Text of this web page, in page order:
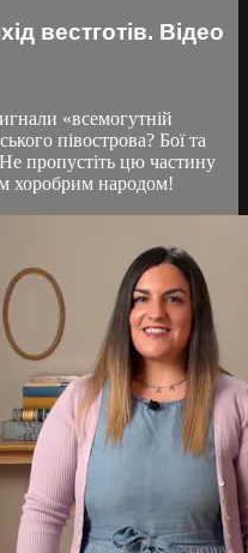
вестготів. Відео
«всемогутній
півострова? Бої та
пропустіть цю частину
хоробрим народом!